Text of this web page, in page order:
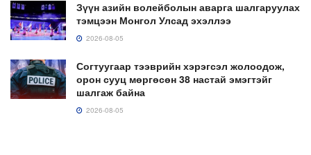
Зүүн азийн волейболын аварга шалгаруулах
тэмцээн Монгол Улсад эхэллээ
2026-08-05
Согтуугаар тээврийн хэрэгсэл жолоодож,
орон сууц мөргөсөн 38 настай эмэгтэйг
шалгаж байна
2026-08-05